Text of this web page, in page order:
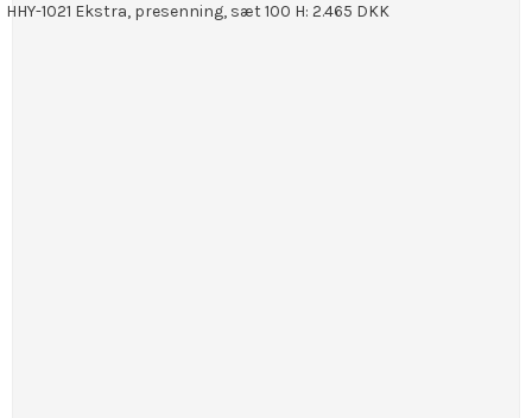
HHY-1021 Ekstra, presenning, sæt 100 H: 2.465 DKK